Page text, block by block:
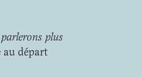
plus
au départ